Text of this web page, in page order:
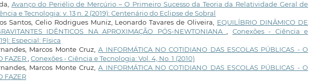
Avanço do Periélio de Mercúrio – O Primeiro Sucesso da Teoria da Relatividade Geral de
e Tecnologia: v. 13 n. 2 (2019): Centenário do Eclipse de Sobral
Santos, Celio Rodrigues Muniz, Leonardo Tavares de Oliveira, EQUILÍBRIO DINÂMICO DE
IDÊNTICOS NA APROXIMAÇÃO PÓS-NEWTONIANA
Conexões - Ciência e
Especial: Física
Marcos Monte Cruz,A INFORMÁTICA NO COTIDIANO DAS ESCOLAS PÚBLICAS - O
FAZER Conexões - Ciência e Tecnologia: Vol. 4, No. 1 (2010)
Marcos Monte Cruz,A INFORMÁTICA NO COTIDIANO DAS ESCOLAS PÚBLICAS - O
FAZER